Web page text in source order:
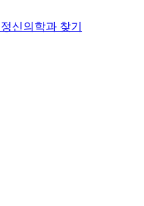
정신의학과 찾기